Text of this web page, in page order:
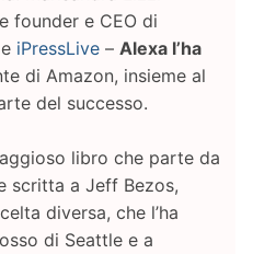
founder e CEO di
e iPressLive – Alexa l’ha
di Amazon, insieme al
del successo.
libro che parte da
scritta a Jeff Bezos,
diversa, che l’ha
di Seattle e a